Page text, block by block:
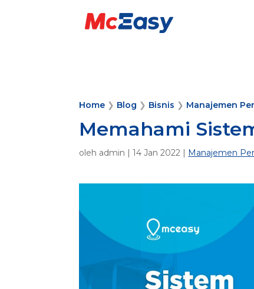
Home ❯ Blog ❯ Bisnis ❯ Manajemen
Memahami
oleh admin |14 Jan 2022 | Manajemen